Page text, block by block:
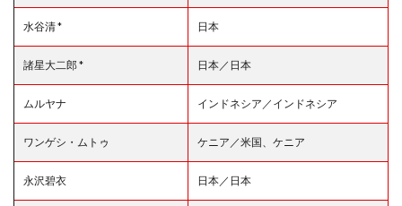
水谷清 * 日本
諸星大二郎 * 日本／日本
ムルヤナ インドネシア／インドネシア
ワンゲシ・ムトゥ ケニア／米国、ケニア
永沢碧衣 日本／日本